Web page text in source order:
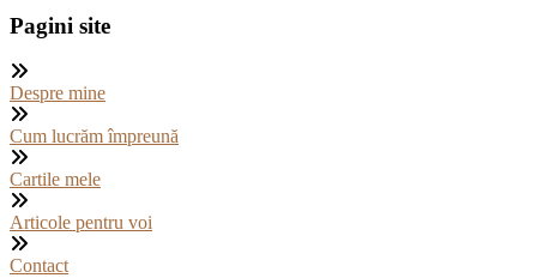
Pagini site
Despre mine
Cum lucrăm împreună
Cartile mele
Articole pentru voi
Contact